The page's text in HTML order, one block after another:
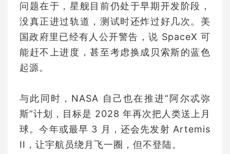
问题在于，星舰目前仍处于早期开发阶段，
没真正进过轨道，测试时还炸过好几次。美
国政府里已经有人公开警告，说 SpaceX 可
能赶不上进度，甚至考虑换成贝索斯的蓝色
起源。
与此同时，NASA 自己也在推进“阿尔忒弥
斯”计划，目标是 2028 年再次把人类送上月
球。今年或最早 3 月，还会先发射 Artemis
II，让宇航员绕月飞一圈，但不登陆。